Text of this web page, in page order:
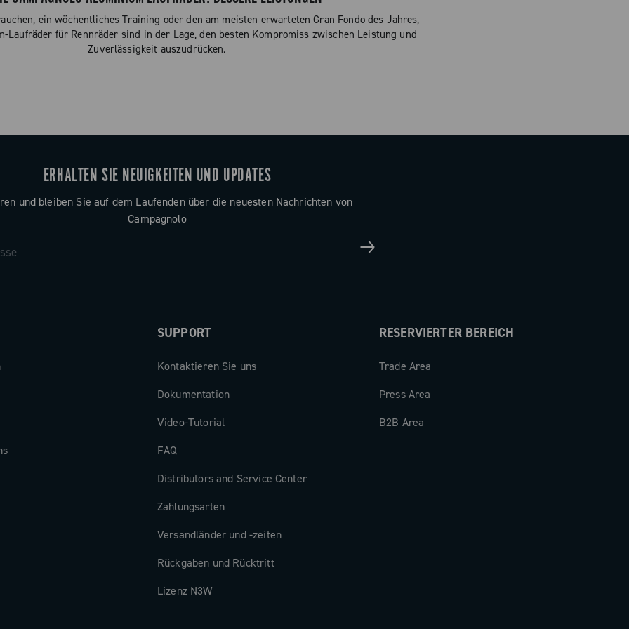
ein wöchentliches Training oder den am meisten erwarteten Gran Fondo des Jahres,
Laufräder für Rennräder sind in der Lage, den besten Kompromiss zwischen Leistung und
Zuverlässigkeit auszudrücken.
ERHALTEN SIE NEUIGKEITEN UND UPDATES
und bleiben Sie auf dem Laufenden über die neuesten Nachrichten von
Campagnolo
SUPPORT
Kontaktieren Sie uns
Dokumentation
Video-Tutorial
FAQ
Distributors and Service Center
Zahlungsarten
Versandländer und -zeiten
Rückgaben und Rücktritt
Lizenz N3W
RESERVIERTER BEREICH
Trade Area
Press Area
B2B Area